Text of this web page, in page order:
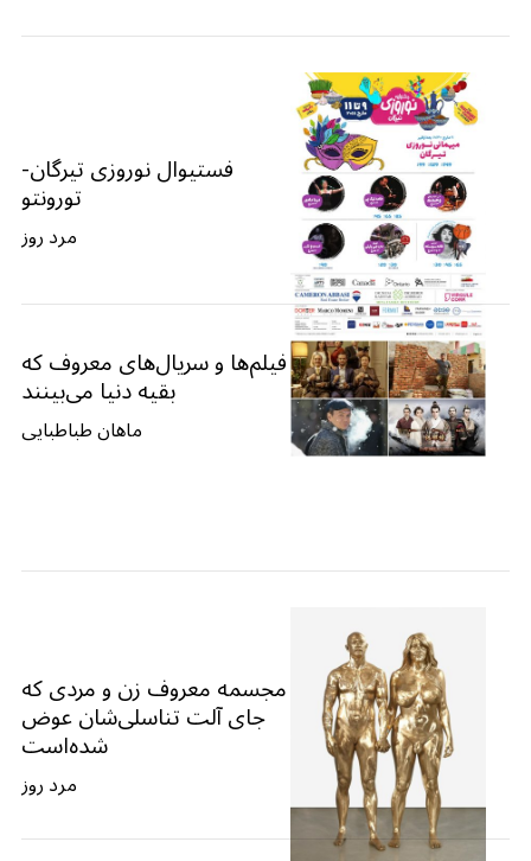
فستیوال نوروزی تیرگان-
تورونتو
مرد روز
فیلم‌ها و سریال‌های معروف که
بقیه دنیا می‌بینند
ماهان طباطبایی
مجسمه معروف زن و مردی که
جای آلت تناسلی‌شان عوض
شده‌است
مرد روز